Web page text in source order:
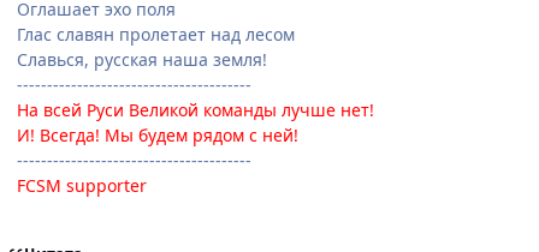
Оглашает эхо поля
Глас славян пролетает над лесом
Славься, русская наша земля!
---------------------------------------
На всей Руси Великой команды лучше нет!
И! Всегда! Мы будем рядом с ней!
---------------------------------------
FCSM supporter